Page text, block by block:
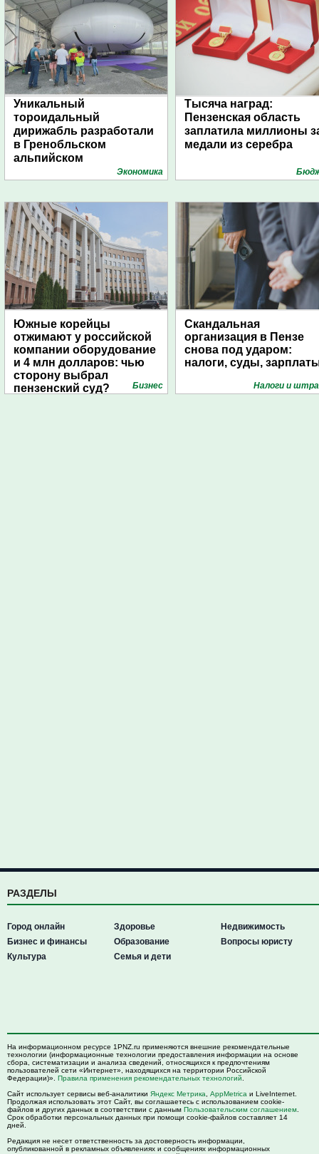
Уникальный
тороидальный
дирижабль разработали
в Гренобльском
альпийском
Экономика
Тысяча наград:
Пензенская область
заплатила миллионы
медали из серебра
Южные корейцы
отжимают у российской
компании оборудование
и 4 млн долларов: чью
сторону выбрал
пензенский суд?
Бизнес
Скандальная
организация в Пензе
снова под ударом:
налоги, суды,
Налоги и
РАЗДЕЛЫ
Город онлайн
Бизнес и финансы
Культура
Здоровье
Образование
Семья и дети
Недвижимость
Вопросы юристу
На информационном ресурсе 1PNZ.ru применяются внешние рекомендательные
технологии (информационные технологии предоставления информации на основе
сбора, систематизации и анализа сведений, относящихся к предпочтениям
пользователей сети «Интернет», находящихся на территории Российской
Федерации)». Правила применения рекомендательных технологий
Сайт использует сервисы веб-аналитики Яндекс Метрика AppMetrica и LiveInternet.
Продолжая использовать этот Сайт, вы соглашаетесь с использованием cookie-
файлов и других данных в соответствии с данным Пользовательским соглашением
Срок обработки персональных данных при помощи cookie-файлов составляет 14
дней.
Редакция не несет ответственность за достоверность информации,
опубликованной в рекламных объявлениях и сообщениях информационных